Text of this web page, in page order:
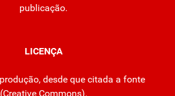
publicação.
LICENÇA
desde que citada a fonte
(Creative Commons).